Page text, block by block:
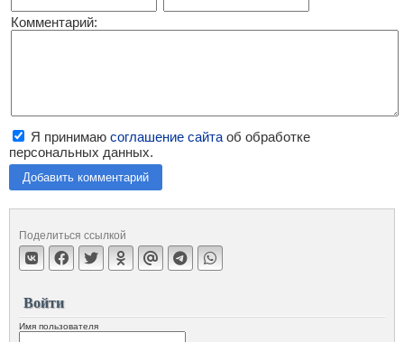
Комментарий:
Я принимаю соглашение сайта об обработке
персональных данных.
Добавить комментарий
Поделиться ссылкой
Войти
Имя пользователя